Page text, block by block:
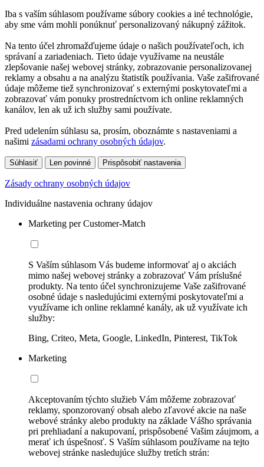
Iba s vaším súhlasom používame súbory cookies a iné technológie,
aby sme vám mohli ponúknuť personalizovaný nákupný zážitok.
Na tento účel zhromažďujeme údaje o našich používateľoch, ich
správaní a zariadeniach. Tieto údaje využívame na neustále
zlepšovanie našej webovej stránky, zobrazovanie personalizovanej
reklamy a obsahu a na analýzu štatistík používania. Vaše zašifrované
údaje môžeme tiež synchronizovať s externými poskytovateľmi a
zobrazovať vám ponuky prostredníctvom ich online reklamných
kanálov, len ak už ich služby sami používate.
Pred udelením súhlasu sa, prosím, oboznámte s nastaveniami a
našimi zásadami ochrany osobných údajov.
Súhlasiť Len povinné Prispôsobiť nastavenia
Zásady ochrany osobných údajov
Individuálne nastavenia ochrany údajov
Marketing per Customer-Match
S Vaším súhlasom Vás budeme informovať aj o akciách
mimo našej webovej stránky a zobrazovať Vám príslušné
produkty. Na tento účel synchronizujeme Vaše zašifrované
osobné údaje s nasledujúcimi externými poskytovateľmi a
využívame ich online reklamné kanály, ak už využívate ich
služby:
Bing, Criteo, Meta, Google, LinkedIn, Pinterest, TikTok
Marketing
Akceptovaním týchto služieb Vám môžeme zobrazovať
reklamy, sponzorovaný obsah alebo zľavové akcie na naše
webové stránky alebo produkty na základe Vášho správania
pri prehliadaní a nakupovaní, prispôsobené Vašim záujmom, a
merať ich úspešnosť. S Vaším súhlasom používame na tejto
webovej stránke nasledujúce služby tretích strán: